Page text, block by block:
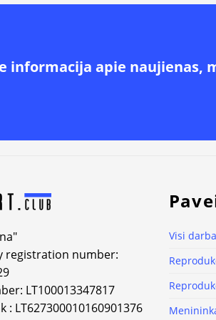
informacija apie naujienas,
registration number:
LT100013347817
: LT627300010160901376
Visi